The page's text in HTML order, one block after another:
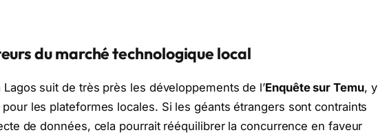
du marché technologique local
suit de très près les développements de l’Enquête sur Temu, y
les plateformes locales. Si les géants étrangers sont contraints
de données, cela pourrait rééquilibrer la concurrence en faveur